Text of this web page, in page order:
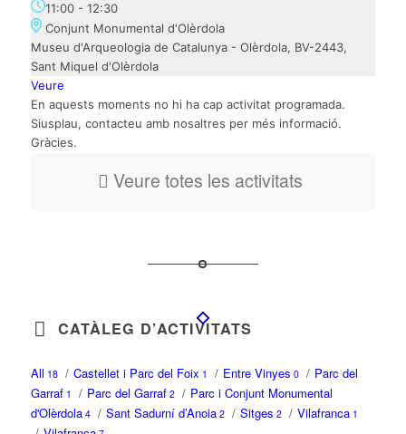
11:00- 12:30
Conjunt Monumental d'Olèrdola
Museu d'Arqueologia de Catalunya - Olèrdola, BV-2443,
Sant Miquel d'Olèrdola
Veure
En aquests moments no hi ha cap activitat programada.
Siusplau, contacteu amb nosaltres per més informació.
Gràcies.
Veure totes les activitats
CATÀLEG D’ACTIVITATS
All 18 / Castellet i Parc del Foix 1 / Entre Vinyes 0 / Parc del
Garraf1 / Parc del Garraf2 / Parc i Conjunt Monumental
d'Olèrdola4 / Sant Sadurní d’Anoia2 / Sitges 2 / Vilafranca1